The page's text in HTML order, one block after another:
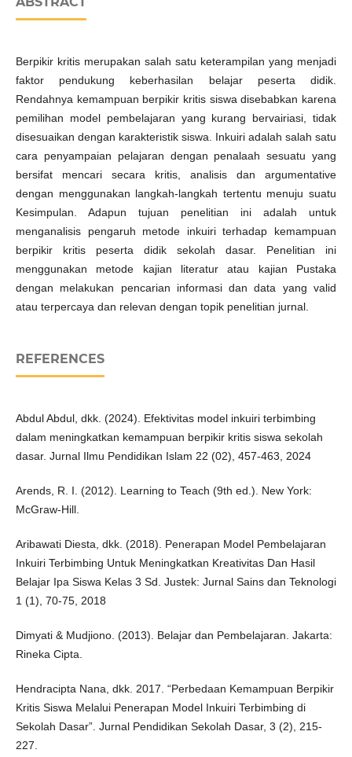
Berpikir kritis merupakan salah satu keterampilan yang menjadi
faktor pendukung keberhasilan belajar peserta didik.
Rendahnya kemampuan berpikir kritis siswa disebabkan karena
pemilihan model pembelajaran yang kurang bervairiasi, tidak
disesuaikan dengan karakteristik siswa. Inkuiri adalah salah satu
cara penyampaian pelajaran dengan penalaah sesuatu yang
bersifat mencari secara kritis, analisis dan argumentative
dengan menggunakan langkah-langkah tertentu menuju suatu
Kesimpulan. Adapun tujuan penelitian ini adalah untuk
menganalisis pengaruh metode inkuiri terhadap kemampuan
berpikir kritis peserta didik sekolah dasar. Penelitian ini
menggunakan metode kajian literatur atau kajian Pustaka
dengan melakukan pencarian informasi dan data yang valid
atau terpercaya dan relevan dengan topik penelitian jurnal.
REFERENCES
Abdul Abdul, dkk. (2024). Efektivitas model inkuiri terbimbing
dalam meningkatkan kemampuan berpikir kritis siswa sekolah
dasar. Jurnal Ilmu Pendidikan Islam 22 (02), 457-463, 2024
Arends, R. I. (2012). Learning to Teach (9th ed.). New York:
McGraw-Hill.
Aribawati Diesta, dkk. (2018). Penerapan Model Pembelajaran
Inkuiri Terbimbing Untuk Meningkatkan Kreativitas Dan Hasil
Belajar Ipa Siswa Kelas 3 Sd. Justek: Jurnal Sains dan Teknologi
1 (1), 70-75, 2018
Dimyati & Mudjiono. (2013). Belajar dan Pembelajaran. Jakarta:
Rineka Cipta.
Hendracipta Nana, dkk. 2017. “Perbedaan Kemampuan Berpikir
Kritis Siswa Melalui Penerapan Model Inkuiri Terbimbing di
Sekolah Dasar”. Jurnal Pendidikan Sekolah Dasar, 3 (2), 215-
227.